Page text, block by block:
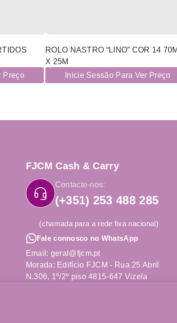
Preço
ROLO NASTRO “LINO” COR 14
X 25M
Inicie Sessão Para Ver Preço
FJCM Cash & Carry
Contacte-nos:
(+351) 253 488 285
(chamada para a rede fixa nacional)
Fale connosco no WhatsApp
Email: geral@fjcm.pt
Morada: Edifício FJCM - Rua 25 Abril
N.306, 1º/2º piso 4815-647 Vizela